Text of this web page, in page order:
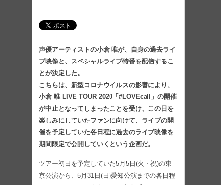
声優アーティストの小倉 唯が、自身の過去ライ
ブ映像と、スペシャルライブ特番を配信するこ
とが決定した。
こちらは、新型コロナウイルスの影響により、
小倉 唯 LIVE TOUR 2020「#LOVEcall」の開催
が中止となってしまったことを受け、この日を
楽しみにしていたファンに向けて、ライブの開
催を予定していた各日程に過去のライブ映像を
期間限定で公開していくという企画だ。
ツアー初日を予定していた5月5日(火・祝)の東
京公演から、5月31日(日)愛知公演までの各日程